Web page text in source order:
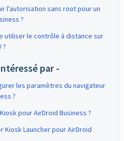
l'autorisation sans root pour un
?
utiliser le contrôle à distance sur
?
par -
les paramètres du navigateur
?
pour AirDroid Business ?
Kiosk Launcher pour AirDroid